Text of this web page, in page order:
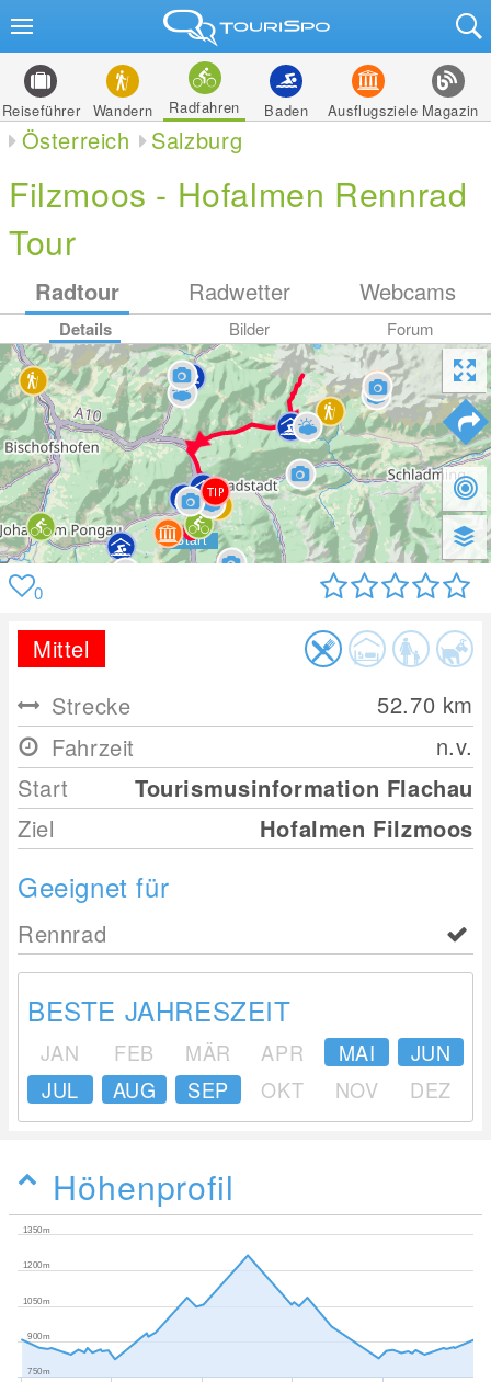
Reiseführer Wandern Radfahren Baden Ausflugsziele Magazin
Österreich Salzburg
Filzmoos - Hofalmen Rennrad
Tour
Radtour Radwetter Webcams
Details Bilder Forum
0
Mittel
Strecke
52.70 km
Fahrzeit
n.v.
Start
Tourismusinformation Flachau
Ziel
Hofalmen Filzmoos
Geeignet für
Rennrad
BESTE JAHRESZEIT
JAN FEB MÄR APR MAI
JUN
JUL
AUG SEP OKT NOV DEZ
Höhenprofil
750m
900m
1050m
1200m
1350m